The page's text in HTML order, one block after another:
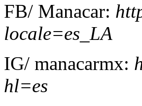
FB/ Manacar:
locale=es_LA
IG/ manacarmx:
hl=es